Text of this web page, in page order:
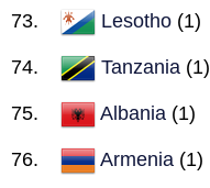
Lesotho (1)
Tanzania (1)
Albania (1)
Armenia (1)